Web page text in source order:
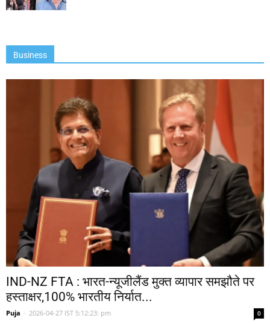
Business
IND-NZ FTA : भारत-न्यूजीलैंड मुक्त व्यापार समझौते पर
हस्ताक्षर,100% भारतीय निर्यात...
Puja - 2026-04-27 IST 5:12:23: pm 0